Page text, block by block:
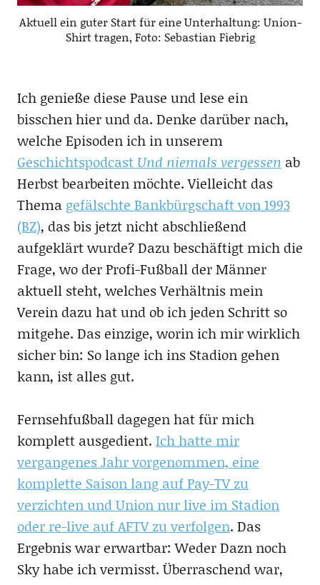
Aktuell ein guter Start für eine Unterhaltung: Union-
Shirt tragen, Foto: Sebastian Fiebrig
Ich genieße diese Pause und lese ein
bisschen hier und da. Denke darüber nach,
welche Episoden ich in unserem
Geschichtspodcast Und niemals vergessen ab
Herbst bearbeiten möchte. Vielleicht das
Thema gefälschte Bankbürgschaft von 1993
(BZ), das bis jetzt nicht abschließend
aufgeklärt wurde? Dazu beschäftigt mich die
Frage, wo der Profi-Fußball der Männer
aktuell steht, welches Verhältnis mein
Verein dazu hat und ob ich jeden Schritt so
mitgehe. Das einzige, worin ich mir wirklich
sicher bin: So lange ich ins Stadion gehen
kann, ist alles gut.
Fernsehfußball dagegen hat für mich
komplett ausgedient. Ich hatte mir
vergangenes Jahr vorgenommen, eine
komplette Saison lang auf Pay-TV zu
verzichten und Union nur live im Stadion
oder re-live auf AFTV zu verfolgen. Das
Ergebnis war erwartbar: Weder Dazn noch
Sky habe ich vermisst. Überraschend war,